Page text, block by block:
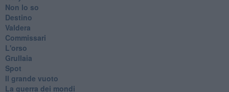
Non lo so
Destino
Valdera
Commissari
L'orso
Grullaia
Spot
​Il grande vuoto
​La guerra dei mondi